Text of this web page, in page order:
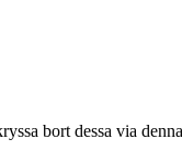
bort dessa via